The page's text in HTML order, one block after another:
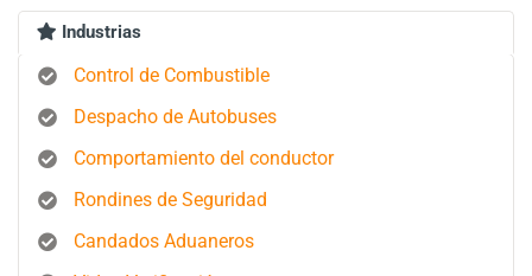
Industrias
Control de Combustible
Despacho de Autobuses
Comportamiento del conductor
Rondines de Seguridad
Candados Aduaneros